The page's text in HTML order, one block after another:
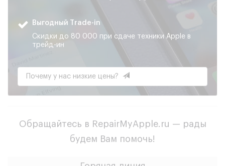
Выгодный Trade-in
Почему у нас низкие цены?
Обращайтесь в RepairMyApple.ru — рады